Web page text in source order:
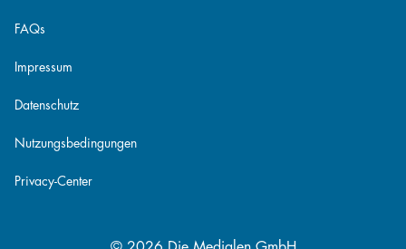
FAQs
Impressum
Datenschutz
Nutzungsbedingungen
Privacy-Center